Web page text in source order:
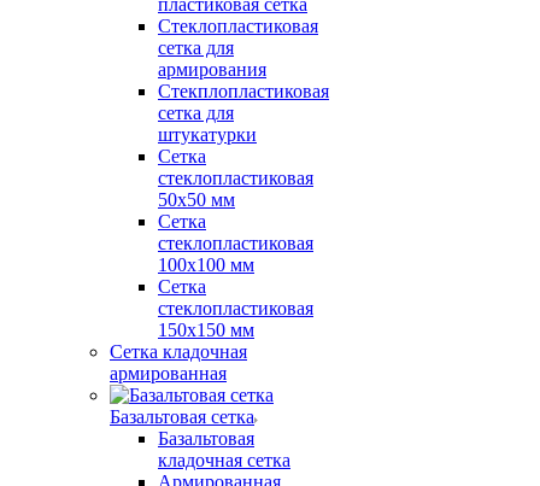
пластиковая сетка
Стеклопластиковая
сетка для
армирования
Стекплопластиковая
сетка для
штукатурки
Сетка
стеклопластиковая
50x50 мм
Сетка
стеклопластиковая
100x100 мм
Сетка
стеклопластиковая
150x150 мм
Сетка кладочная
армированная
Базальтовая сетка
Базальтовая
кладочная сетка
Армированная